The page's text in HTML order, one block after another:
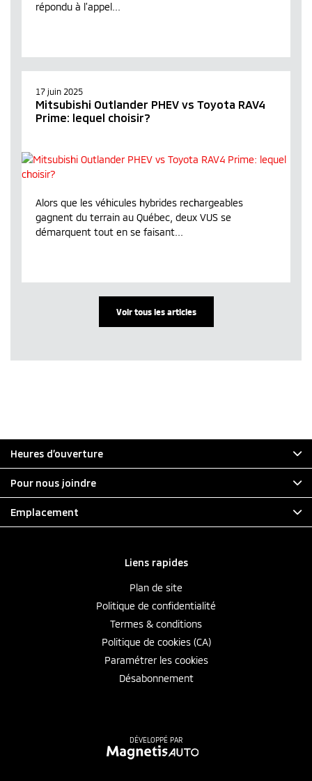
répondu à l’appel...
17 juin 2025
Mitsubishi Outlander PHEV vs Toyota RAV4
Prime: lequel choisir?
Alors que les véhicules hybrides rechargeables
gagnent du terrain au Québec, deux VUS se
démarquent tout en se faisant...
Voir tous les articles
Liens rapides
Plan de site
Politique de confidentialité
Termes & conditions
Politique de cookies (CA)
Paramétrer les cookies
Désabonnement
Heures d’ouverture
Pour nous joindre
Emplacement
DÉVELOPPÉ PAR